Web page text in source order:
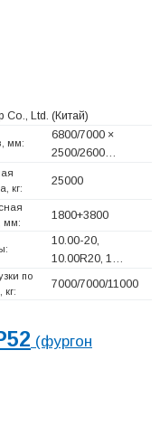
Co., Ltd. (Китай)
мм:
6800/7000 ×
2500/2600…
кг:
25000
мм:
1800+3800
10.00-20,
10.00R20, 1…
по
кг:
7000/7000/11000
(фургон